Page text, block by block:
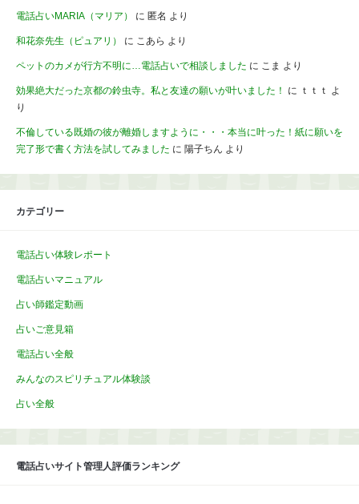
電話占いMARIA（マリア） に 匿名 より
和花奈先生（ピュアリ） に こあら より
ペットのカメが行方不明に…電話占いで相談しました に こま より
効果絶大だった京都の鈴虫寺。私と友達の願いが叶いました！ に ｔｔｔ よ
り
不倫している既婚の彼が離婚しますように・・・本当に叶った！紙に願いを
完了形で書く方法を試してみました に 陽子ちん より
カテゴリー
電話占い体験レポート
電話占いマニュアル
占い師鑑定動画
占いご意見箱
電話占い全般
みんなのスピリチュアル体験談
占い全般
電話占いサイト管理人評価ランキング